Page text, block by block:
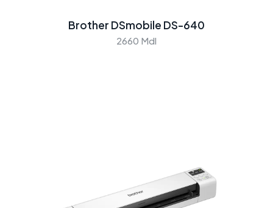
Brother DSmobile DS-640
2660 Mdl